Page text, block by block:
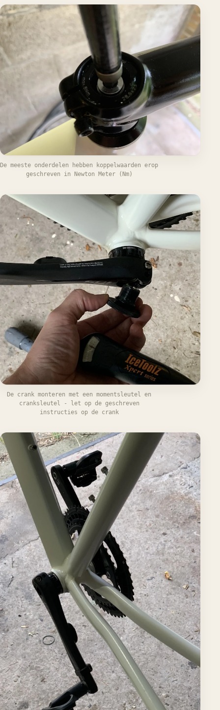
De meeste onderdelen hebben koppelwaarden erop
geschreven in Newton Meter (Nm)
De crank monteren met een momentsleutel en
cranksleutel - let op de geschreven
instructies op de crank